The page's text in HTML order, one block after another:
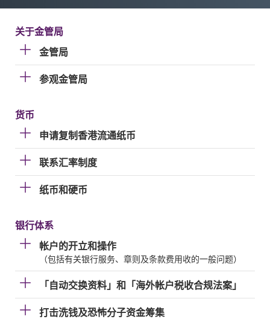
关于金管局
金管局
参观金管局
货币
申请复制香港流通纸币
联系汇率制度
纸币和硬币
银行体系
帐户的开立和操作
（包括有关银行服务、章则及条款费用收的一般问题）
「自动交换资料」和「海外帐户税收合规法案」
打击洗钱及恐怖分子资金筹集